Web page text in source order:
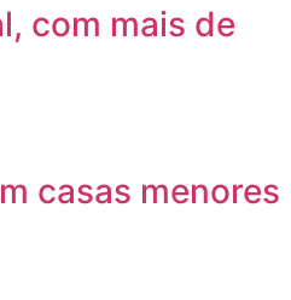
com mais de
casas menores